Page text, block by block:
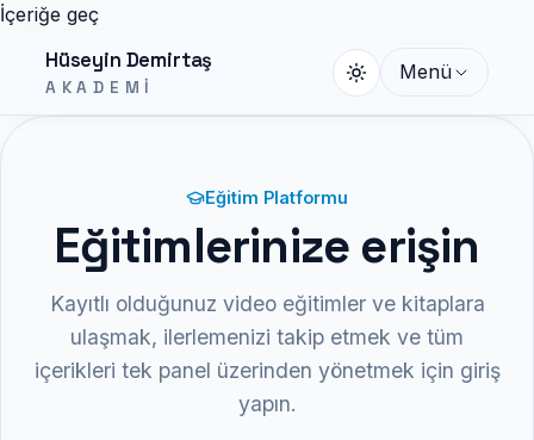
İçeriğe geç
Hüseyin Demirtaş
AKADEMI
Menü
Eğitim Platformu
Eğitimlerinize erişin
Kayıtlı olduğunuz video eğitimler ve kitaplara
ulaşmak, ilerlemenizi takip etmek ve tüm
içerikleri tek panel üzerinden yönetmek için giriş
yapın.